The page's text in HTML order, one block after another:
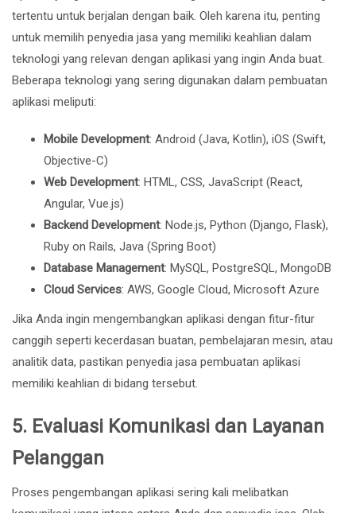
tertentu untuk berjalan dengan baik. Oleh karena itu, penting
untuk memilih penyedia jasa yang memiliki keahlian dalam
teknologi yang relevan dengan aplikasi yang ingin Anda buat.
Beberapa teknologi yang sering digunakan dalam pembuatan
aplikasi meliputi:
Mobile Development: Android (Java, Kotlin), iOS (Swift,
Objective-C)
Web Development: HTML, CSS, JavaScript (React,
Angular, Vue.js)
Backend Development: Node.js, Python (Django, Flask),
Ruby on Rails, Java (Spring Boot)
Database Management: MySQL, PostgreSQL, MongoDB
Cloud Services: AWS, Google Cloud, Microsoft Azure
Jika Anda ingin mengembangkan aplikasi dengan fitur-fitur
canggih seperti kecerdasan buatan, pembelajaran mesin, atau
analitik data, pastikan penyedia jasa pembuatan aplikasi
memiliki keahlian di bidang tersebut.
5. Evaluasi Komunikasi dan Layanan
Pelanggan
Proses pengembangan aplikasi sering kali melibatkan